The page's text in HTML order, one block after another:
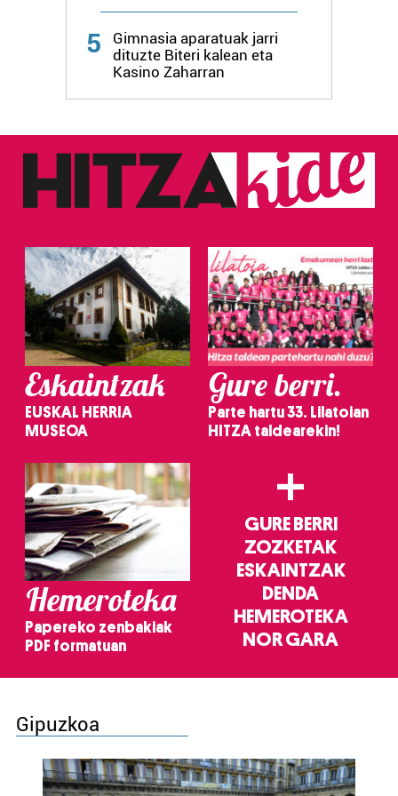
Webgune honek cookie propioak eta hirugarrenen cookie-
fitxategiak erabiltzen ditu. Zure esperientzia eta
zerbitzuak hobetzeko asmoz, cookie teknologiaz
baliatzen gara. Ohar hau onartuz gero, teknologia hori
erabiltzeko baimen esplizitua ematen diguzu.Gehiago
5
Gimnasia aparatuak jarri
dituzte Biteri kalean eta
Kasino Zaharran
Eskaintzak
EUSKAL HERRIA
MUSEOA
Gure berri.
Parte hartu 33. Lilatoian
HITZA taldearekin!
Hemeroteka
Papereko zenbakiak
PDF formatuan
+
GURE BERRI
ZOZKETAK
ESKAINTZAK
DENDA
HEMEROTEKA
NOR GARA
Gipuzkoa